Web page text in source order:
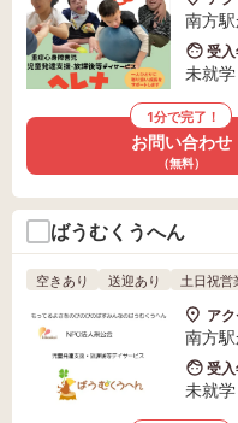
南方
受
未就
1分で完了！
お問い合わせ
（無料）
ばうむくうへん
空きあり 送迎あり 土日祝営
ア
南方
受
未就